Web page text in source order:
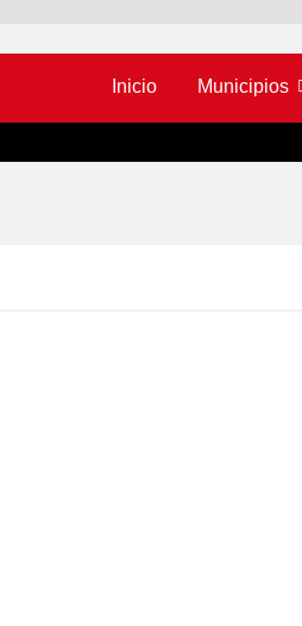
Inicio Municipios